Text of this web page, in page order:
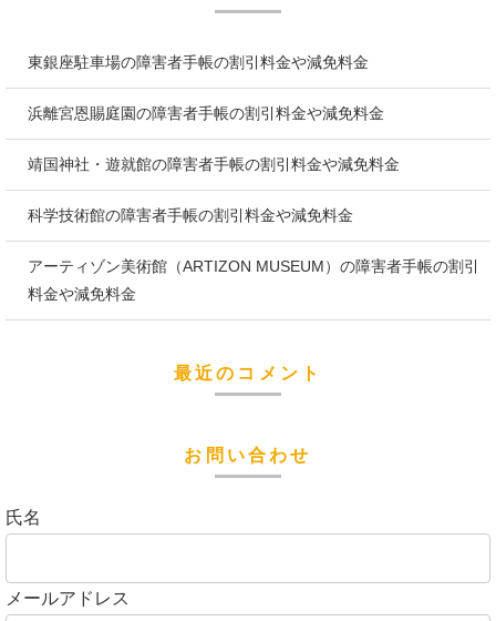
東銀座駐車場の障害者手帳の割引料金や減免料金
浜離宮恩賜庭園の障害者手帳の割引料金や減免料金
靖国神社・遊就館の障害者手帳の割引料金や減免料金
科学技術館の障害者手帳の割引料金や減免料金
アーティゾン美術館（ARTIZON MUSEUM）の障害者手帳の割引
料金や減免料金
最近のコメント
お問い合わせ
氏名
メールアドレス